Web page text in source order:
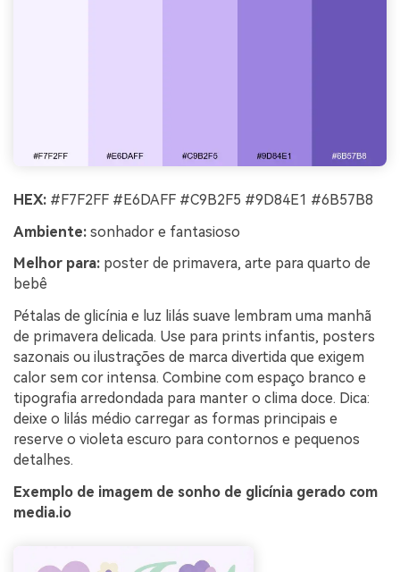
HEX: #F7F2FF #E6DAFF #C9B2F5 #9D84E1 #6B57B8
Ambiente: sonhador e fantasioso
Melhor para: poster de primavera, arte para quarto de
bebê
Pétalas de glicínia e luz lilás suave lembram uma manhã
de primavera delicada. Use para prints infantis, posters
sazonais ou ilustrações de marca divertida que exigem
calor sem cor intensa. Combine com espaço branco e
tipografia arredondada para manter o clima doce. Dica:
deixe o lilás médio carregar as formas principais e
reserve o violeta escuro para contornos e pequenos
detalhes.
Exemplo de imagem de sonho de glicínia gerado com
media.io